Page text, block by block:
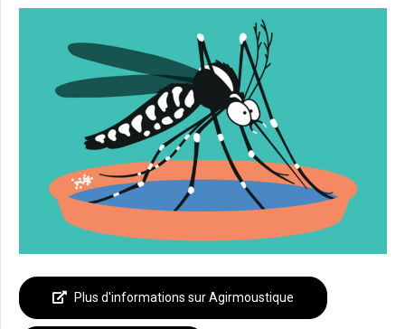
Plus d'informations sur Agirmoustique